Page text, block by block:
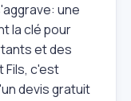
une
la clé pour
et des
Fils, c'est
devis gratuit